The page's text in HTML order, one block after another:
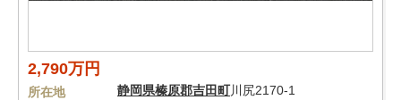
2,790万円
所在地 静岡県榛原郡吉田町川尻2170-1